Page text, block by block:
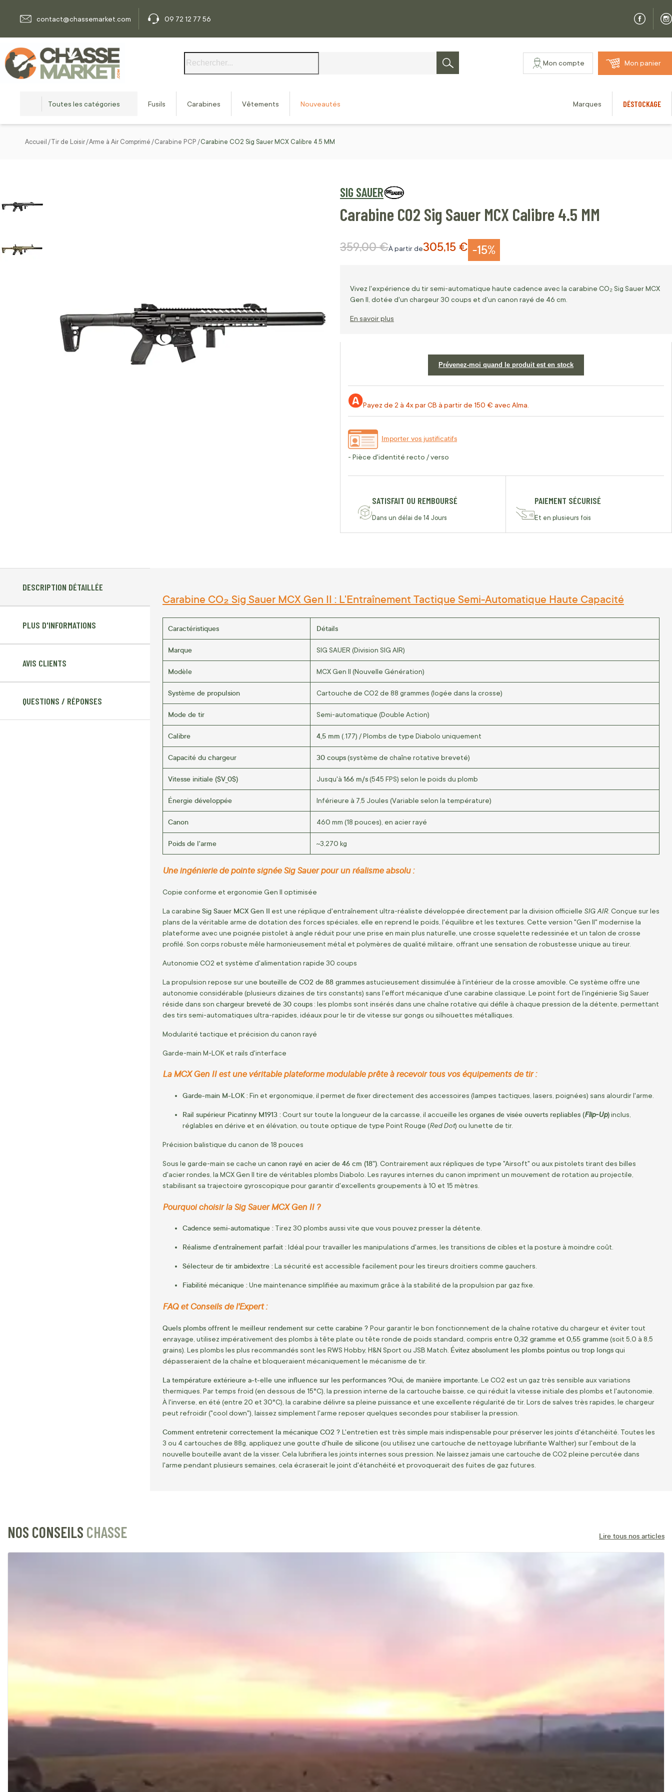
contact@chassemarket.com
09 72 12 77 56
Rechercher
Mon compte Mon panier
Toutes les catégories Fusils Carabines Vêtements Nouveautés Marques DÉSTOCKAGE
Accueil Tir de Loisir Arme à Air Comprimé Carabine PCP Carabine CO2 Sig Sauer MCX Calibre 4.5 MM
SIG SAUER
Carabine CO2 Sig Sauer MCX Calibre 4.5 MM
-15%
À partir de305,15 €
Prix normal
359,00 €
Vivez l'expérience du tir semi-automatique haute cadence avec la carabine CO₂ Sig Sauer MCX
Gen II, dotée d'un chargeur 30 coups et d'un canon rayé de 46 cm.
En savoir plus
Prévenez-moi quand le produit est en stock
Payez de 2 à 4x par CB à partir de 150 € avec Alma.
Importer vos justificatifs
- Pièce d'identité recto / verso
SATISFAIT OU REMBOURSÉ
Dans un délai de 14 Jours
PAIEMENT SÉCURISÉ
Et en plusieurs fois
DESCRIPTION DÉTAILLÉE
PLUS D'INFORMATIONS
AVIS CLIENTS
QUESTIONS / RÉPONSES
Carabine CO₂ Sig Sauer MCX Gen II : L'Entraînement Tactique Semi-Automatique Haute Capacité
Caractéristiques Détails
Marque SIG SAUER (Division SIG AIR)
Modèle MCX Gen II (Nouvelle Génération)
Système de propulsion Cartouche de CO2 de 88 grammes (logée dans la crosse)
Mode de tir Semi-automatique (Double Action)
Calibre 4,5 mm (.177) / Plombs de type Diabolo uniquement
Capacité du chargeur 30 coups(système de chaîne rotative breveté)
Vitesse initiale ($V_0$) Jusqu'à 166 m/s(545 FPS) selon le poids du plomb
Énergie développée Inférieure à 7,5 Joules (Variable selon la température)
Canon 460 mm (18 pouces), en acier rayé
Poids de l'arme ~3,270 kg
Une ingénierie de pointe signée Sig Sauer pour un réalisme absolu :
Copie conforme et ergonomie Gen II optimisée
La carabine Sig Sauer MCX Gen II est une réplique d'entraînement ultra-réaliste développée directement par la division officielle SIG AIR. Conçue sur les
plans de la véritable arme de dotation des forces spéciales, elle en reprend le poids, l'équilibre et les textures. Cette version "Gen II" modernise la
plateforme avec une poignée pistolet à angle réduit pour une prise en main plus naturelle, une crosse squelette redessinée et un talon de crosse
profilé. Son corps robuste mêle harmonieusement métal et polymères de qualité militaire, offrant une sensation de robustesse unique au tireur.
Autonomie CO2 et système d'alimentation rapide 30 coups
La propulsion repose sur une bouteille de CO2 de 88 grammes astucieusement dissimulée à l'intérieur de la crosse amovible. Ce système offre une
autonomie considérable (plusieurs dizaines de tirs constants) sans l'effort mécanique d'une carabine classique. Le point fort de l'ingénierie Sig Sauer
réside dans son chargeur breveté de 30 coups : les plombs sont insérés dans une chaîne rotative qui défile à chaque pression de la détente, permettant
des tirs semi-automatiques ultra-rapides, idéaux pour le tir de vitesse sur gongs ou silhouettes métalliques.
Modularité tactique et précision du canon rayé
Garde-main M-LOK et rails d'interface
La MCX Gen II est une véritable plateforme modulable prête à recevoir tous vos équipements de tir :
Garde-main M-LOK : Fin et ergonomique, il permet de fixer directement des accessoires (lampes tactiques, lasers, poignées) sans alourdir l'arme.
Rail supérieur Picatinny M1913 : Court sur toute la longueur de la carcasse, il accueille les organes de visée ouverts repliables (Flip-Up)inclus,
réglables en dérive et en élévation, ou toute optique de type Point Rouge (Red Dot) ou lunette de tir.
Précision balistique du canon de 18 pouces
Sous le garde-main se cache un canon rayé en acier de 46 cm (18") . Contrairement aux répliques de type "Airsoft" ou aux pistolets tirant des billes
d'acier rondes, la MCX Gen II tire de véritables plombs Diabolo. Les rayures internes du canon impriment un mouvement de rotation au projectile,
stabilisant sa trajectoire gyroscopique pour garantir d'excellents groupements à 10 et 15 mètres.
Pourquoi choisir la Sig Sauer MCX Gen II ?
Cadence semi-automatique : Tirez 30 plombs aussi vite que vous pouvez presser la détente.
Réalisme d'entraînement parfait : Idéal pour travailler les manipulations d'armes, les transitions de cibles et la posture à moindre coût.
Sélecteur de tir ambidextre : La sécurité est accessible facilement pour les tireurs droitiers comme gauchers.
Fiabilité mécanique : Une maintenance simplifiée au maximum grâce à la stabilité de la propulsion par gaz fixe.
FAQ et Conseils de l'Expert :
Quels plombs offrent le meilleur rendement sur cette carabine ? Pour garantir le bon fonctionnement de la chaîne rotative du chargeur et éviter tout
enrayage, utilisez impérativement des plombs à tête plate ou tête ronde de poids standard, compris entre 0,32 gramme et 0,55 gramme(soit 5,0 à 8,5
grains). Les plombs les plus recommandés sont les RWS Hobby, H&N Sport ou JSB Match. Évitez absolument les plombs pointus ou trop longsqui
dépasseraient de la chaîne et bloqueraient mécaniquement le mécanisme de tir.
La température extérieure a-t-elle une influence sur les performances ?Oui, de manière importante. Le CO2 est un gaz très sensible aux variations
thermiques. Par temps froid (en dessous de 15°C), la pression interne de la cartouche baisse, ce qui réduit la vitesse initiale des plombs et l'autonomie.
À l'inverse, en été (entre 20 et 30°C), la carabine délivre sa pleine puissance et une excellente régularité de tir. Lors de salves très rapides, le chargeur
peut refroidir ("cool down"), laissez simplement l'arme reposer quelques secondes pour stabiliser la pression.
Comment entretenir correctement la mécanique CO2 ? L'entretien est très simple mais indispensable pour préserver les joints d'étanchéité. Toutes les
3 ou 4 cartouches de 88g, appliquez une goutte d'huile de silicone(ou utilisez une cartouche de nettoyage lubrifiante Walther) sur l'embout de la
nouvelle bouteille avant de la visser. Cela lubrifiera les joints internes sous pression. Ne laissez jamais une cartouche de CO2 pleine percutée dans
l'arme pendant plusieurs semaines, cela écraserait le joint d'étanchéité et provoquerait des fuites de gaz futures.
NOS CONSEILS CHASSE Lire tous nos articles